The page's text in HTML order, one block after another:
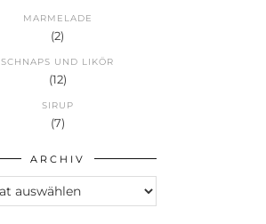
MARMELADE
(2)
SCHNAPS UND LIKÖR
(12)
SIRUP
(7)
ARCHIV